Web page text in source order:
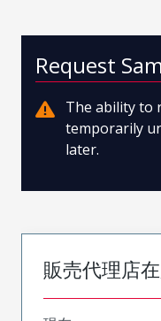
Request
The ability to
temporarily
later.
販売代理店